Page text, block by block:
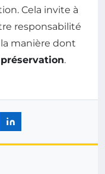
Cela invite à
responsabilité
manière dont
préservation.